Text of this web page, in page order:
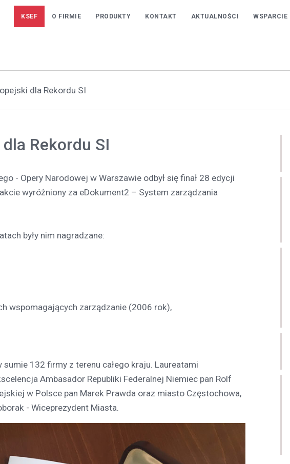
KSEF O FIRMIE PRODUKTY KONTAKT AKTUALNOŚCI WSPARCIE
dla Rekordu SI
Rekordu SI
- Opery Narodowej w Warszawie odbył się finał 28 edycji
wyróżniony za eDokument2 – System zarządzania
były nim nagradzane:
wspomagających zarządzanie (2006 rok),
132 firmy z terenu całego kraju. Laureatami
Ambasador Republiki Federalnej Niemiec pan Rolf
w Polsce pan Marek Prawda oraz miasto Częstochowa,
- Wiceprezydent Miasta.